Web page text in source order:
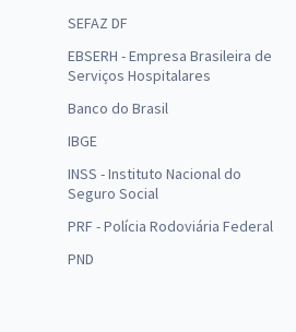
SEFAZ DF
EBSERH - Empresa Brasileira de
Serviços Hospitalares
Banco do Brasil
IBGE
INSS - Instituto Nacional do
Seguro Social
PRF - Polícia Rodoviária Federal
PND